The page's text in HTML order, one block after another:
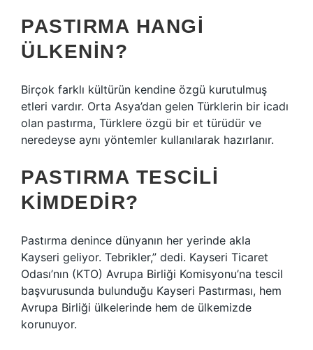
PASTIRMA HANGI
ÜLKENIN?
Birçok farklı kültürün kendine özgü kurutulmuş
etleri vardır. Orta Asya’dan gelen Türklerin bir icadı
olan pastırma, Türklere özgü bir et türüdür ve
neredeyse aynı yöntemler kullanılarak hazırlanır.
PASTIRMA TESCILI
KIMDEDIR?
Pastırma denince dünyanın her yerinde akla
Kayseri geliyor. Tebrikler,” dedi. Kayseri Ticaret
Odası’nın (KTO) Avrupa Birliği Komisyonu’na tescil
başvurusunda bulunduğu Kayseri Pastırması, hem
Avrupa Birliği ülkelerinde hem de ülkemizde
korunuyor.